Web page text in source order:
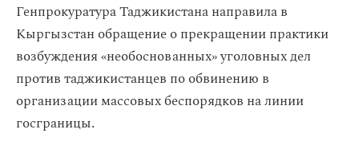
Генпрокуратура Таджикистана направила в
Кыргызстан обращение о прекращении практики
возбуждения «необоснованных» уголовных дел
против таджикистанцев по обвинению в
организации массовых беспорядков на линии
госграницы.